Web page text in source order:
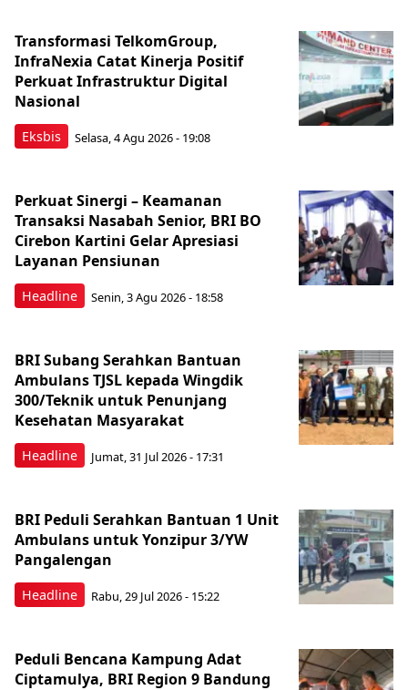
Eksbis
Transformasi TelkomGroup,
InfraNexia Catat Kinerja Positif
Perkuat Infrastruktur Digital
Nasional
Selasa, 4 Agu 2026 - 19:08
Headline
Perkuat Sinergi – Keamanan
Transaksi Nasabah Senior, BRI BO
Cirebon Kartini Gelar Apresiasi
Layanan Pensiunan
Senin, 3 Agu 2026 - 18:58
Headline
BRI Subang Serahkan Bantuan
Ambulans TJSL kepada Wingdik
300/Teknik untuk Penunjang
Kesehatan Masyarakat ​
Jumat, 31 Jul 2026 - 17:31
Headline
BRI Peduli Serahkan Bantuan 1 Unit
Ambulans untuk Yonzipur 3/YW
Pangalengan
Rabu, 29 Jul 2026 - 15:22
Peduli Bencana Kampung Adat
Ciptamulya, BRI Region 9 Bandung